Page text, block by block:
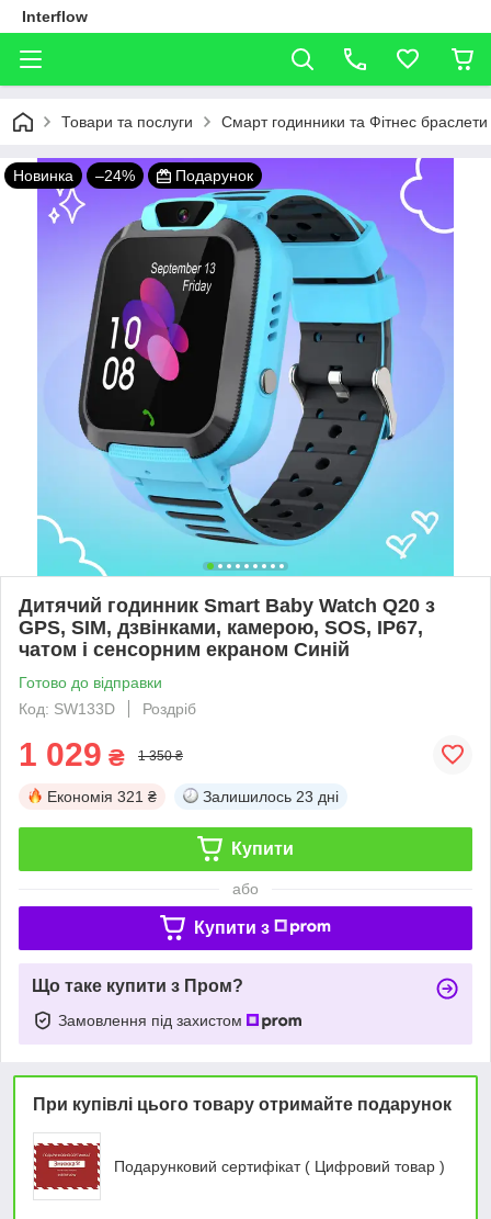
Interflow
Товари та послуги Смарт годинники та Фітнес браслети
Новинка –24% Подарунок
Дитячий годинник Smart Baby Watch Q20 з
GPS, SIM, дзвінками, камерою, SOS, IP67,
чатом і сенсорним екраном Синій
Готово до відправки
Код: SW133D
Роздріб
1 029 ₴ 1 350 ₴
Економія 321 ₴ Залишилось 23 дні
Купити
або
Купити з
Що таке купити з Пром?
Замовлення під захистом
При купівлі цього товару отримайте подарунок
Подарунковий сертифікат ( Цифровий товар )